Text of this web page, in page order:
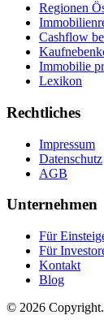
Regionen
Cashflow
Immobilie
Lexikon
Rechtliches
Impressum
Datenschutz
AGB
Unternehmen
Für
Für
Kontakt
Blog
© 2026